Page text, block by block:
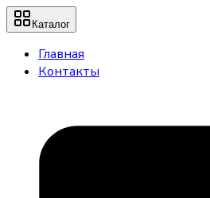
Каталог
Главная
Контакты